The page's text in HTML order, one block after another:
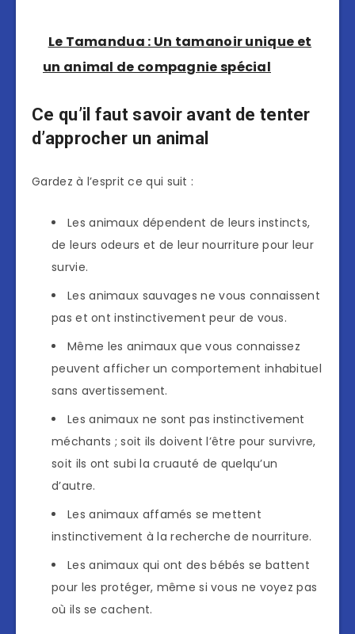
Le Tamandua : Un tamanoir unique et
un animal de compagnie spécial
Ce qu’il faut savoir avant de tenter
d’approcher un animal
Gardez à l’esprit ce qui suit :
Les animaux dépendent de leurs instincts,
de leurs odeurs et de leur nourriture pour leur
survie.
Les animaux sauvages ne vous connaissent
pas et ont instinctivement peur de vous.
Même les animaux que vous connaissez
peuvent afficher un comportement inhabituel
sans avertissement.
Les animaux ne sont pas instinctivement
méchants ; soit ils doivent l’être pour survivre,
soit ils ont subi la cruauté de quelqu’un
d’autre.
Les animaux affamés se mettent
instinctivement à la recherche de nourriture.
Les animaux qui ont des bébés se battent
pour les protéger, même si vous ne voyez pas
où ils se cachent.